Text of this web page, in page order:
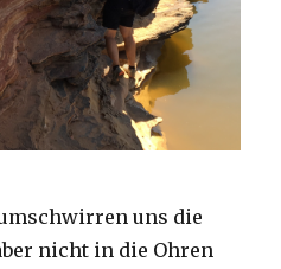
uns die
nicht in die Ohren